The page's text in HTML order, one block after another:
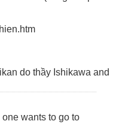
do thầy Ishikawa and
wants to go to